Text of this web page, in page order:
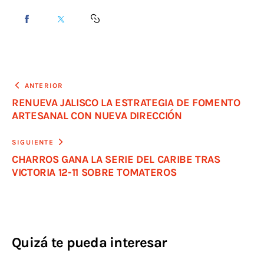
ANTERIOR
RENUEVA JALISCO LA ESTRATEGIA DE FOMENTO
ARTESANAL CON NUEVA DIRECCIÓN
SIGUIENTE
CHARROS GANA LA SERIE DEL CARIBE TRAS
VICTORIA 12-11 SOBRE TOMATEROS
Quizá te pueda interesar